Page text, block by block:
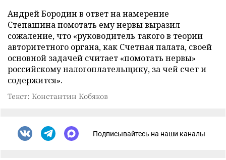
Андрей Бородин в ответ на намерение
Степашина помотать ему нервы выразил
сожаление, что «руководитель такого в теории
авторитетного органа, как Счетная палата, своей
основной задачей считает «помотать нервы»
российскому налогоплательщику, за чей счет и
содержится».
Текст: Константин Кобяков
Подписывайтесь на наши каналы